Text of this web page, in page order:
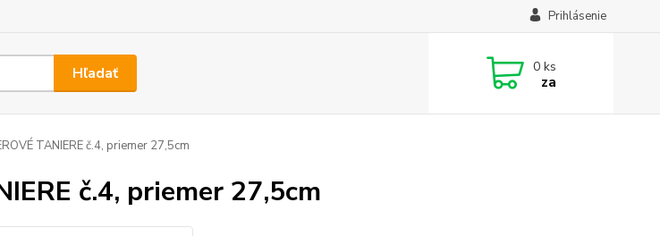
Prihlásenie
Hľadať 0 ks
za
TANIERE č.4, priemer 27,5cm
č.4, priemer 27,5cm